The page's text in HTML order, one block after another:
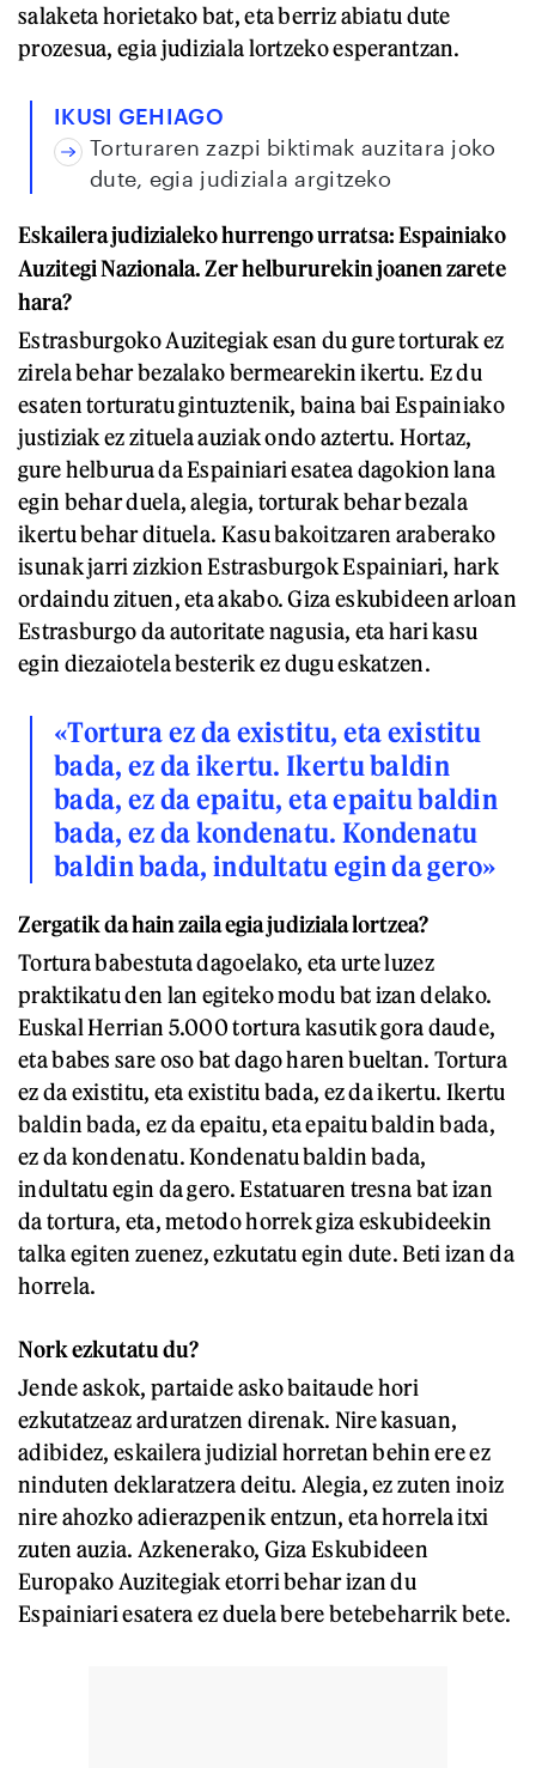
salaketa horietako bat, eta berriz abiatu dute
prozesua, egia judiziala lortzeko esperantzan.
IKUSI GEHIAGO
Torturaren zazpi biktimak auzitara joko
dute, egia judiziala argitzeko
Eskailera judizialeko hurrengo urratsa: Espainiako
Auzitegi Nazionala. Zer helbururekin joanen zarete
hara?
Estrasburgoko Auzitegiak esan du gure torturak ez
zirela behar bezalako bermearekin ikertu. Ez du
esaten torturatu gintuztenik, baina bai Espainiako
justiziak ez zituela auziak ondo aztertu. Hortaz,
gure helburua da Espainiari esatea dagokion lana
egin behar duela, alegia, torturak behar bezala
ikertu behar dituela. Kasu bakoitzaren araberako
isunak jarri zizkion Estrasburgok Espainiari, hark
ordaindu zituen, eta akabo. Giza eskubideen arloan
Estrasburgo da autoritate nagusia, eta hari kasu
egin diezaiotela besterik ez dugu eskatzen.
«Tortura ez da existitu, eta existitu
bada, ez da ikertu. Ikertu baldin
bada, ez da epaitu, eta epaitu baldin
bada, ez da kondenatu. Kondenatu
baldin bada, indultatu egin da gero»
Zergatik da hain zaila egia judiziala lortzea?
Tortura babestuta dagoelako, eta urte luzez
praktikatu den lan egiteko modu bat izan delako.
Euskal Herrian 5.000 tortura kasutik gora daude,
eta babes sare oso bat dago haren bueltan. Tortura
ez da existitu, eta existitu bada, ez da ikertu. Ikertu
baldin bada, ez da epaitu, eta epaitu baldin bada,
ez da kondenatu. Kondenatu baldin bada,
indultatu egin da gero. Estatuaren tresna bat izan
da tortura, eta, metodo horrek giza eskubideekin
talka egiten zuenez, ezkutatu egin dute. Beti izan da
horrela.
Nork ezkutatu du?
Jende askok, partaide asko baitaude hori
ezkutatzeaz arduratzen direnak. Nire kasuan,
adibidez, eskailera judizial horretan behin ere ez
ninduten deklaratzera deitu. Alegia, ez zuten inoiz
nire ahozko adierazpenik entzun, eta horrela itxi
zuten auzia. Azkenerako, Giza Eskubideen
Europako Auzitegiak etorri behar izan du
Espainiari esatera ez duela bere betebeharrik bete.